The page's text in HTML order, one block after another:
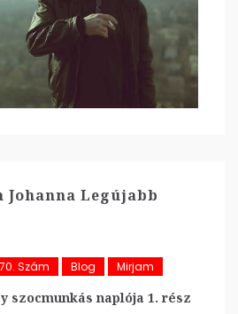
Legújabb
Szám Blog Mirjam
szocmunkás naplója 1. rész